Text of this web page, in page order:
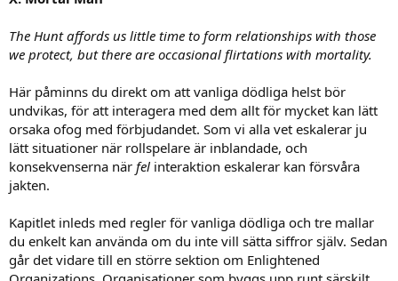
The Hunt affords us little time to form relationships with those
we protect, but there are occasional flirtations with mortality.
Här påminns du direkt om att vanliga dödliga helst bör
undvikas, för att interagera med dem allt för mycket kan lätt
orsaka ofog med förbjudandet. Som vi alla vet eskalerar ju
lätt situationer när rollspelare är inblandade, och
konsekvenserna när fel interaktion eskalerar kan försvåra
jakten.
Kapitlet inleds med regler för vanliga dödliga och tre mallar
du enkelt kan använda om du inte vill sätta siffror själv. Sedan
går det vidare till en större sektion om Enlightened